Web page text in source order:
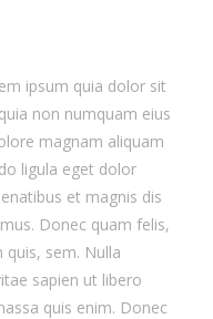
ipsum quia dolor sit
non numquam eius
magnam aliquam
ligula eget dolor
et magnis dis
Donec quam felis,
quis, sem. Nulla
sapien ut libero
quis enim. Donec